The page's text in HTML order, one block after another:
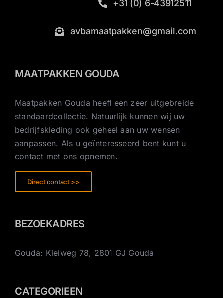
+31 (0) 6-43912511
avbamaatpakken@gmail.com
MAATPAKKEN GOUDA
Maatpakken Gouda heeft een zeer uitgebreide
standaardcollectie. Natuurlijk kunnen wij uw
bedrijfskleding ook geheel aan uw wensen
aanpassen. Als u geïnteresseerd bent kunt u
contact met ons opnemen.
Direct contact >>
BEZOEKADRES
Gouda: Kleiweg 78, 2801 GJ Gouda
CATEGORIEEN